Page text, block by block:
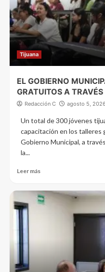
Tijuana
EL GOBIERNO
GRATUITOS A
Redacción C agosto 5, 2026
Un total de 300 jóvenes
capacitación en los
Gobierno Municipal, a
la...
Leer más